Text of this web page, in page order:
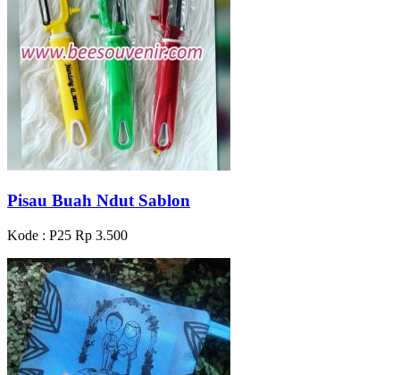
Pisau Buah Ndut Sablon
Kode : P25 Rp 3.500